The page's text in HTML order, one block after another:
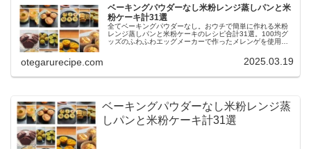
ベーキングパウダーなし米粉レンジ蒸しパンと米
粉ケーキ計31選
全てベーキングパウダーなし。おウチで簡単に作れる米粉
レンジ蒸しパンと米粉ケーキのレシピ合計31選。100均グ
ッズのふわふわエッグメーカーで作ったメレンゲを使用し
ーキ、簡単米粉シフォンケーキなどの作り方を紹介してい
otegarurecipe.com 2025.03.19
ベーキングパウダーなし米粉レンジ蒸
しパンと米粉ケーキ計31選